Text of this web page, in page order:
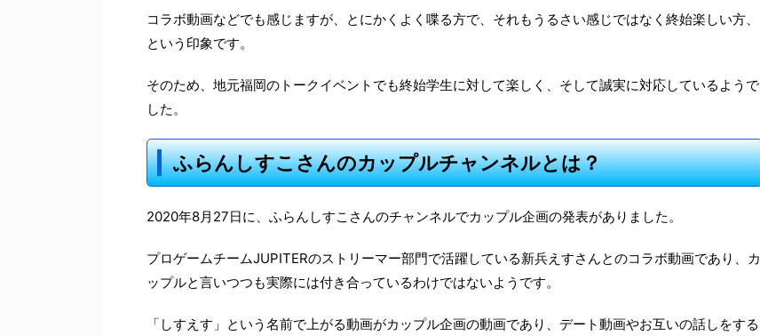
コラボ動画などでも感じますが、とにかくよく喋る方で、それもうるさい感じではなく終始楽しい方、
という印象です。
そのため、地元福岡のトークイベントでも終始学生に対して楽しく、そして誠実に対応しているようで
した。
ふらんしすこさんのカップルチャンネルとは？
2020年8月27日に、ふらんしすこさんのチャンネルでカップル企画の発表がありました。
プロゲームチームJUPITERのストリーマー部門で活躍している新兵えすさんとのコラボ動画であり、カ
ップルと言いつつも実際には付き合っているわけではないようです。
「しすえす」という名前で上がる動画がカップル企画の動画であり、デート動画やお互いの話しをする